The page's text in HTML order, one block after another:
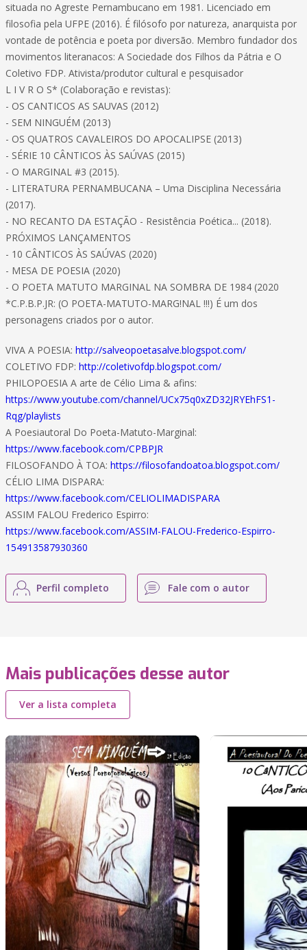
situada no Agreste Pernambucano em 1981. Licenciado em
filosofia pela UFPE (2016). É filósofo por natureza, anarquista por
vontade de potência e poeta por diversão. Membro fundador dos
movimentos literanacos: A Sociedade dos Filhos da Pátria e O
Coletivo FDP. Ativista/produtor cultural e pesquisador
L I V R O S* (Colaboração e revistas):
- OS CANTICOS AS SAUVAS (2012)
- SEM NINGUÉM (2013)
- OS QUATROS CAVALEIROS DO APOCALIPSE (2013)
- SÉRIE 10 CÂNTICOS ÀS SAÚVAS (2015)
- O MARGINAL #3 (2015).
- LITERATURA PERNAMBUCANA – Uma Disciplina Necessária
(2017).
- NO RECANTO DA ESTAÇÃO - Resistência Poética... (2018).
PRÓXIMOS LANÇAMENTOS
- 10 CÂNTICOS ÀS SAÚVAS (2020)
- MESA DE POESIA (2020)
- O POETA MATUTO MARGINAL NA SOMBRA DE 1984 (2020
*C.P.B.P.JR: (O POETA-MATUTO-MARG!NAL !!!) É um dos
personagens criados por o autor.
VIVA A POESIA: http://salveopoetasalve.blogspot.com/
COLETIVO FDP: http://coletivofdp.blogspot.com/
PHILOPOESIA A arte de Célio Lima & afins:
https://www.youtube.com/channel/UCx75q0xZD32JRYEhFS1-
Rqg/playlists
A Poesiautoral Do Poeta-Matuto-Marginal:
https://www.facebook.com/CPBPJR
FILOSOFANDO À TOA: https://filosofandoatoa.blogspot.com/
CÉLIO LIMA DISPARA:
https://www.facebook.com/CELIOLIMADISPARA
ASSIM FALOU Frederico Espirro:
https://www.facebook.com/ASSIM-FALOU-Frederico-Espirro-
154913587930360
Perfil completo Fale com o autor
Mais publicações desse autor
Ver a lista completa